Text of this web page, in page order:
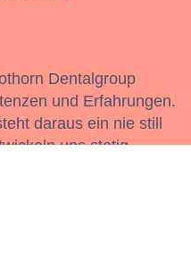
Dentalgroup
und Erfahrungen.
daraus ein nie still
uns stetig